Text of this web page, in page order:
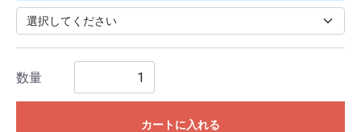
数量
カートに入れる